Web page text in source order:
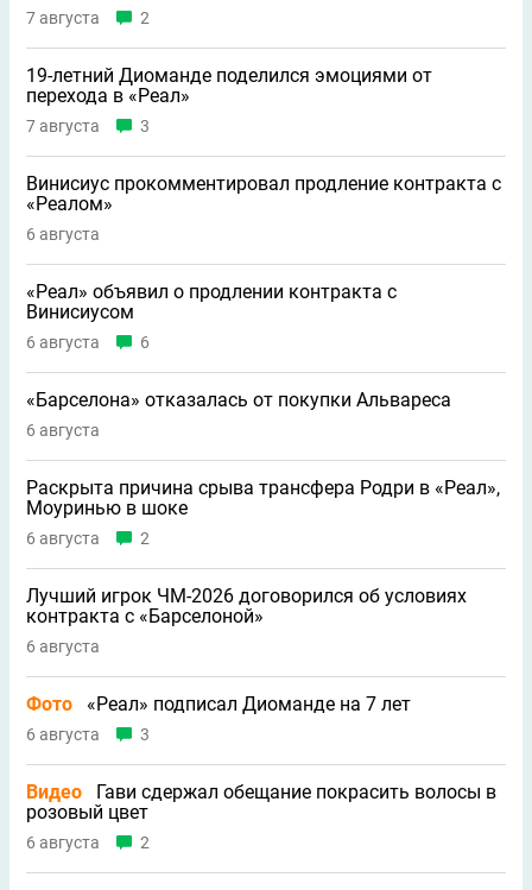
7 августа 2
19-летний Диоманде поделился эмоциями от
перехода в «Реал»
7 августа 3
Винисиус прокомментировал продление контракта с
«Реалом»
6 августа
«Реал» объявил о продлении контракта с
Винисиусом
6 августа 6
«Барселона» отказалась от покупки Альвареса
6 августа
Раскрыта причина срыва трансфера Родри в «Реал»,
Моуринью в шоке
6 августа 2
Лучший игрок ЧМ-2026 договорился об условиях
контракта с «Барселоной»
6 августа
Фото «Реал» подписал Диоманде на 7 лет
6 августа 3
Видео
Гави сдержал обещание покрасить волосы в
розовый цвет
6 августа 2